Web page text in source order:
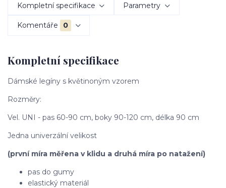
Kompletní specifikace Parametry
Komentáře 0
Kompletní specifikace
Dámské legíny s květinoným vzorem
Rozměry:
Vel. UNI - pas 60-90 cm, boky 90-120 cm, délka 90 cm
Jedna univerzální velikost
(první míra měřena v klidu a druhá míra po natažení)
pas do gumy
elastický materiál